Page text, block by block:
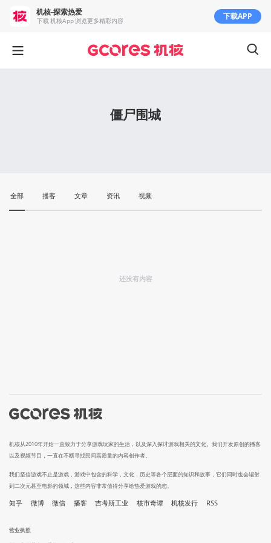
僵尸围城
全部 播客 文章 资讯 视频
还没有内容
机核从2010年开始一直致力于分享游戏玩家的生活，以及深入探讨游戏相关的文化。我们开发原创的播客
以及视频节目，一直在不断寻找民间高质量的内容创作者。
我们坚信游戏不止是游戏，游戏中包含的科学，文化，历史等各个层面的知识和故事，它们同时也会辐射
到二次元甚至电影的领域，这些内容非常值得分享给热爱游戏的您。
知乎 微博 微信 播客 吉考斯工业 核市奇谭 机核发行 RSS
营业执照
机核-探索热爱
下载 机核App 浏览更多精彩内容 下载APP